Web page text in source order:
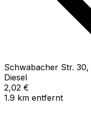
Schwabacher Str. 30,
Diesel
2,02 €
1.9 km entfernt